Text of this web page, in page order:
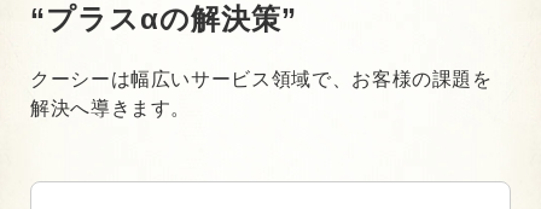
“プラスαの解決策”
クーシーは幅広いサービス領域で、お客様の課題を
解決へ導きます。